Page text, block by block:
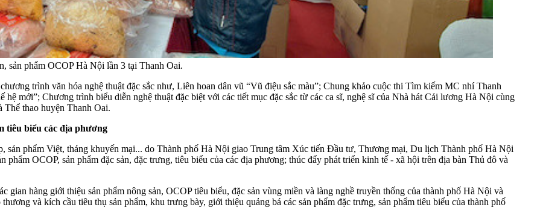
sản phẩm OCOP Hà Nội lần 3 tại Thanh Oai.
trình văn hóa nghệ thuật đặc sắc như, Liên hoan dân vũ “Vũ điệu sắc màu”; Chung khảo cuộc thi Tìm kiếm MC nhí Thanh
mới”; Chương trình biểu diễn nghệ thuật đặc biệt với các tiết mục đặc sắc từ các ca sĩ, nghệ sĩ của Nhà hát Cải lương Hà Nội cùng
thao huyện Thanh Oai.
tiêu biểu các địa phương
sản phẩm Việt, tháng khuyến mại... do Thành phố Hà Nội giao Trung tâm Xúc tiến Đầu tư, Thương mại, Du lịch Thành phố Hà Nội
OCOP, sản phẩm đặc sản, đặc trưng, tiêu biểu của các địa phương; thúc đẩy phát triển kinh tế - xã hội trên địa bàn Thủ đô và
gian hàng giới thiệu sản phẩm nông sản, OCOP tiêu biểu, đặc sản vùng miền và làng nghề truyền thống của thành phố Hà Nội và
và kích cầu tiêu thụ sản phẩm, khu trưng bày, giới thiệu quảng bá các sản phẩm đặc trưng, sản phẩm tiêu biểu của thành phố